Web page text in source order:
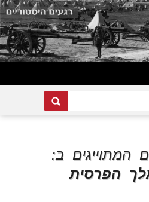
המתוייגים ב:
הפרסית